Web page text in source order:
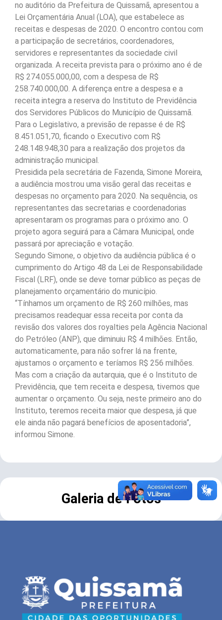
no auditório da Prefeitura de Quissamã, apresentou a
Lei Orçamentária Anual (LOA), que estabelece as
receitas e despesas de 2020. O encontro contou com
a participação de secretários, coordenadores,
servidores e representantes da sociedade civil
organizada. A receita prevista para o próximo ano é de
R$ 274.055.000,00, com a despesa de R$
258.740.000,00. A diferença entre a despesa e a
receita integra a reserva do Instituto de Previdência
dos Servidores Públicos do Município de Quissamã.
Para o Legislativo, a previsão de repasse é de R$
8.451.051,70, ficando o Executivo com R$
248.148.948,30 para a realização dos projetos da
administração municipal.
Presidida pela secretária de Fazenda, Simone Moreira,
a audiência mostrou uma visão geral das receitas e
despesas no orçamento para 2020. Na sequência, os
representantes das secretarias e coordenadorias
apresentaram os programas para o próximo ano. O
projeto agora seguirá para a Câmara Municipal, onde
passará por apreciação e votação.
Segundo Simone, o objetivo da audiência pública é o
cumprimento do Artigo 48 da Lei de Responsabilidade
Fiscal (LRF), onde se deve tornar público as peças de
planejamento orçamentário do município.
“Tínhamos um orçamento de R$ 260 milhões, mas
precisamos readequar essa receita por conta da
revisão dos valores dos royalties pela Agência Nacional
do Petróleo (ANP), que diminuiu R$ 4 milhões. Então,
automaticamente, para não sofrer lá na frente,
ajustamos o orçamento e teríamos R$ 256 milhões.
Mas com a criação da autarquia, que é o Instituto de
Previdência, que tem receita e despesa, tivemos que
aumentar o orçamento. Ou seja, neste primeiro ano do
Instituto, teremos receita maior que despesa, já que
ele ainda não pagará benefícios de aposentadoria”,
informou Simone.
Galeria de Fotos